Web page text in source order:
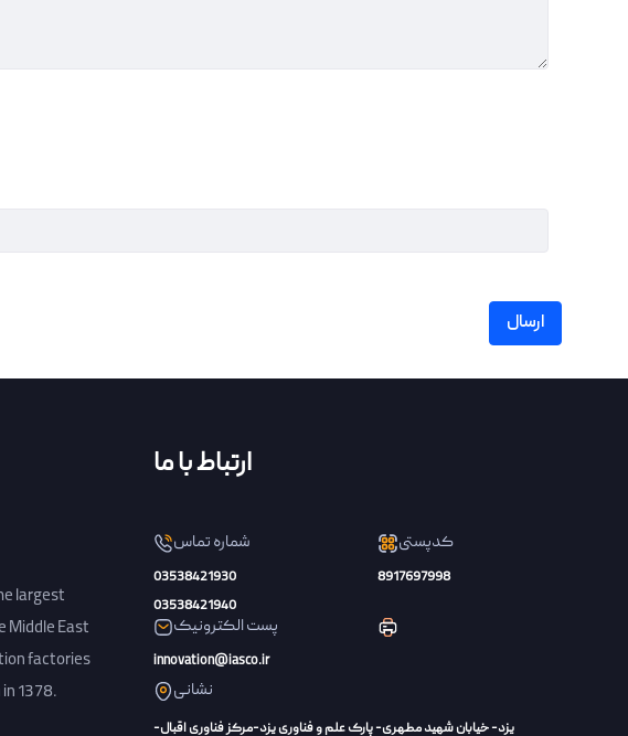
ارسال
largest
Middle East
factories
1378.
ارتباط با ما
شماره تماس
03538421930
03538421940
کدپستی
8917697998
پست الکترونیک
innovation@iasco.ir
نشانی
یزد- خیابان شهید مطهری- پارک علم و فناوری یزد-مرکز فناوری اقبال-